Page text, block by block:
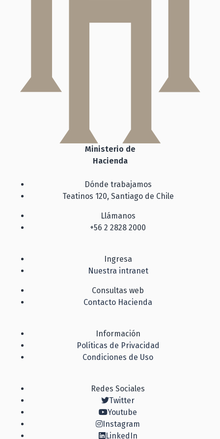
Ministerio de
Hacienda
Dónde trabajamos
Teatinos 120, Santiago de Chile
Llámanos
+56 2 2828 2000
Ingresa
Nuestra intranet
Consultas web
Contacto Hacienda
Información
Políticas de Privacidad
Condiciones de Uso
Redes Sociales
Twitter
Youtube
Instagram
LinkedIn